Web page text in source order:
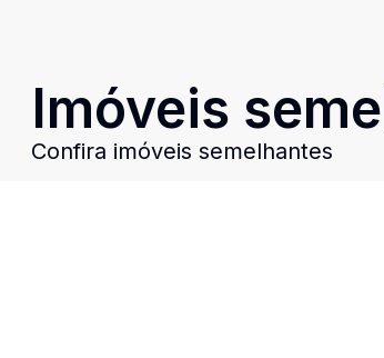
Imóveis
Confira imóveis semelhantes